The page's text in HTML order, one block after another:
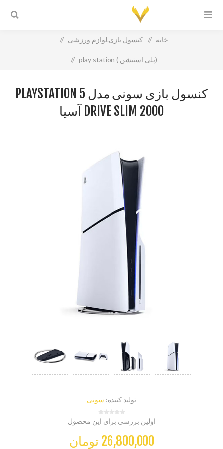
خانه / کنسول بازی.لوازم ورزشی /
(پلی استیشن ) play station /
کنسول بازی سونی مدل PLAYSTATION 5
DRIVE SLIM 2000 آسیا
تولید کننده: سونی
اولین بررسی برای این محصول
26,800,000 تومان